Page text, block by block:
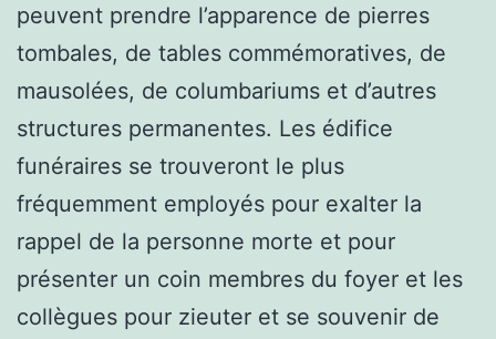
peuvent prendre l’apparence de pierres
tombales, de tables commémoratives, de
mausolées, de columbariums et d’autres
structures permanentes. Les édifice
funéraires se trouveront le plus
fréquemment employés pour exalter la
rappel de la personne morte et pour
présenter un coin membres du foyer et les
collègues pour zieuter et se souvenir de